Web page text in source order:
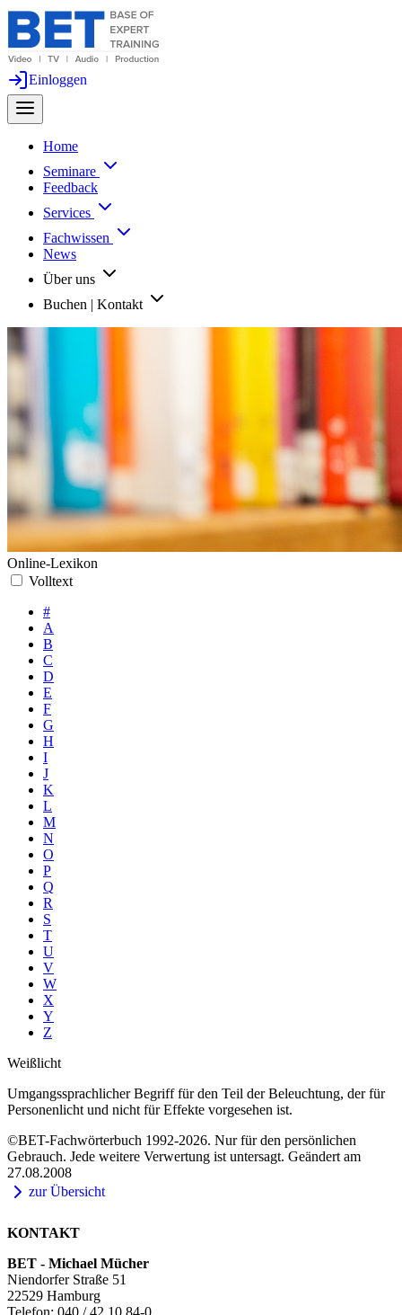
Einloggen
Home
Seminare
Feedback
Services
Fachwissen
News
Über uns
Buchen | Kontakt
Online-Lexikon
Volltext
#
A
B
C
D
E
F
G
H
I
J
K
L
M
N
O
P
Q
R
S
T
U
V
W
X
Y
Z
Weißlicht
Umgangssprachlicher Begriff für den Teil der Beleuchtung, der für
Personenlicht und nicht für Effekte vorgesehen ist.
©BET-Fachwörterbuch 1992-2026. Nur für den persönlichen
Gebrauch. Jede weitere Verwertung ist untersagt. Geändert am
27.08.2008
zur Übersicht
KONTAKT
BET - Michael Mücher
Niendorfer Straße 51
22529 Hamburg